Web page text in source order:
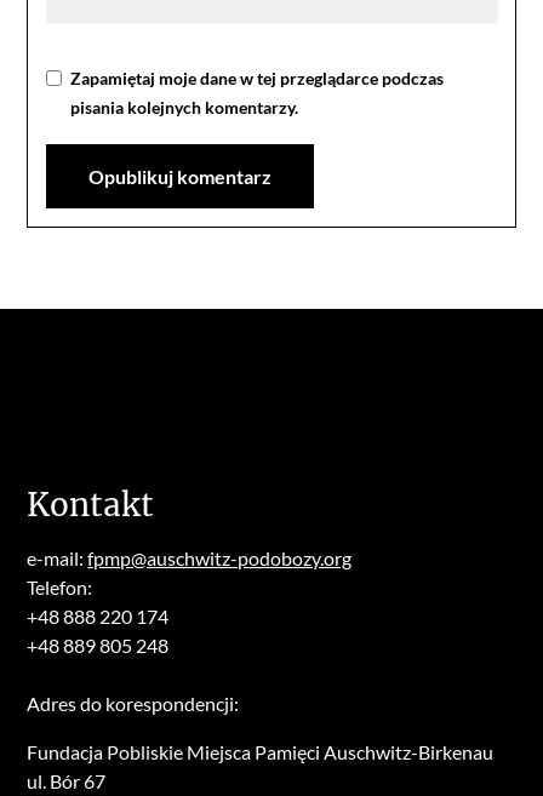
Zapamiętaj moje dane w tej przeglądarce podczas
pisania kolejnych komentarzy.
Kontakt
e-mail:fpmp@auschwitz-podobozy.org
Telefon:
+48 888 220 174
+48 889 805 248
Adres do korespondencji:
Fundacja Pobliskie Miejsca Pamięci Auschwitz-Birkenau
ul. Bór 67